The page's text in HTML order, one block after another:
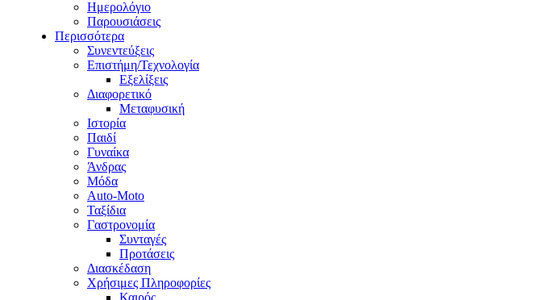
Ημερολόγιο
Παρουσιάσεις
Περισσότερα
Συνεντεύξεις
Επιστήμη/Τεχνολογία
Εξελίξεις
Διαφορετικό
Μεταφυσική
Ιστορία
Παιδί
Γυναίκα
Άνδρας
Μόδα
Auto-Moto
Ταξίδια
Γαστρονομία
Συνταγές
Προτάσεις
Διασκέδαση
Χρήσιμες Πληροφορίες
Καιρός